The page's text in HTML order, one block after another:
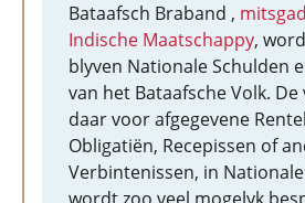
Bataafsch Braband ,
Indische Maatschappy,
blyven Nationale Schulden
van het Bataafsche Volk.
daar voor afgegevene
Obligatiën, Recepissen of
Verbintenissen, in